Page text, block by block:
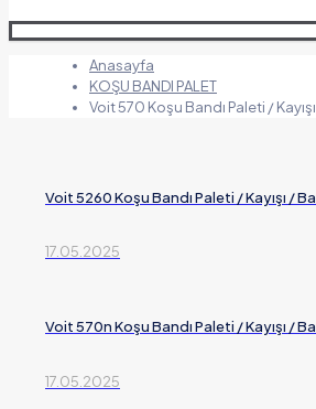
Anasayfa
KOŞU BANDI PALET
Voit 570 Koşu Bandı Paleti /
Voit 5260 Koşu Bandı Paleti / Kayışı /
17.05.2025
Voit 570n Koşu Bandı Paleti / Kayışı /
17.05.2025